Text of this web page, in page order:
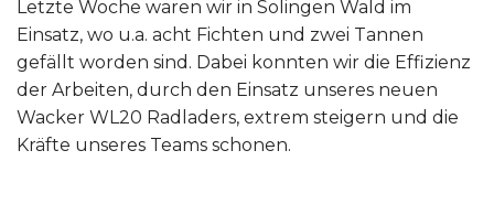
Letzte Woche waren wir in Solingen Wald im
Einsatz, wo u.a. acht Fichten und zwei Tannen
gefällt worden sind. Dabei konnten wir die Effizienz
der Arbeiten, durch den Einsatz unseres neuen
Wacker WL20 Radladers, extrem steigern und die
Kräfte unseres Teams schonen.